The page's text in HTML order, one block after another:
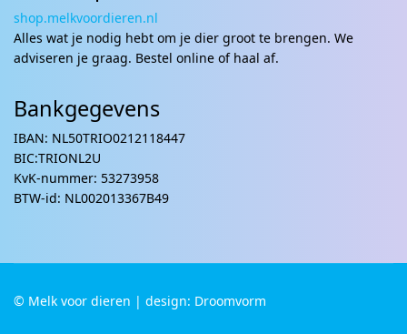
shop.melkvoordieren.nl
Alles wat je nodig hebt om je dier groot te brengen. We
adviseren je graag. Bestel online of haal af.
Bankgegevens
IBAN: NL50TRIO0212118447
BIC:TRIONL2U
KvK-nummer: 53273958
BTW-id: NL002013367B49
© Melk voor dieren | design: Droomvorm